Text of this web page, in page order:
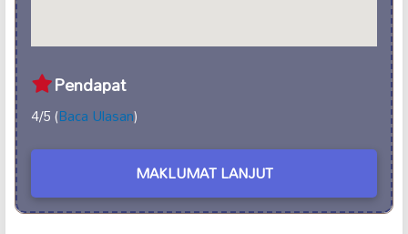
Pendapat
4/5 (Baca Ulasan)
MAKLUMAT LANJUT